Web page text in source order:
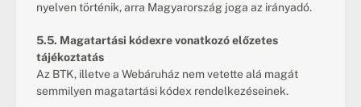
nyelven történik, arra Magyarország joga az irányadó.
5.5. Magatartási kódexre vonatkozó előzetes
tájékoztatás
Az BTK, illetve a Webáruház nem vetette alá magát
semmilyen magatartási kódex rendelkezéseinek.